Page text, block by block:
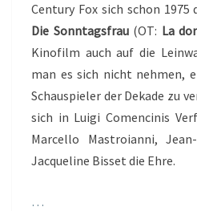
Century Fox sich schon 1975
Die Sonntagsfrau(OT: La
Kinofilm auch auf die
man es sich nicht nehmen,
Schauspieler der Dekade zu
sich in Luigi Comencinis
Marcello Mastroianni,
Jacqueline Bisset die Ehre.
…